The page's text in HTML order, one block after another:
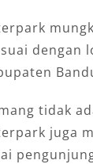
dengan
tidak
juga